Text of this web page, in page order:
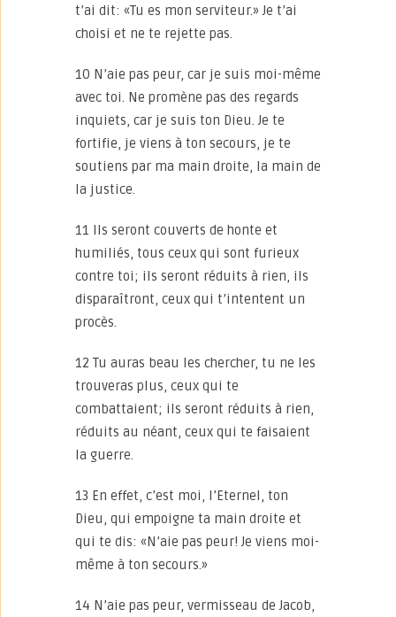
t’ai dit: «Tu es mon serviteur.» Je t’ai
choisi et ne te rejette pas.
10 N’aie pas peur, car je suis moi-même
avec toi. Ne promène pas des regards
inquiets, car je suis ton Dieu. Je te
fortifie, je viens à ton secours, je te
soutiens par ma main droite, la main de
la justice.
11 Ils seront couverts de honte et
humiliés, tous ceux qui sont furieux
contre toi; ils seront réduits à rien, ils
disparaîtront, ceux qui t’intentent un
procès.
12 Tu auras beau les chercher, tu ne les
trouveras plus, ceux qui te
combattaient; ils seront réduits à rien,
réduits au néant, ceux qui te faisaient
la guerre.
13 En effet, c’est moi, l’Eternel, ton
Dieu, qui empoigne ta main droite et
qui te dis: «N’aie pas peur! Je viens moi-
même à ton secours.»
14 N’aie pas peur, vermisseau de Jacob,